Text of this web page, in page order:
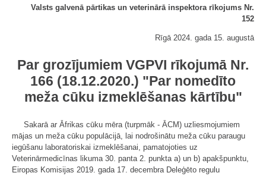
Valsts galvenā pārtikas un veterinārā inspektora rīkojums Nr.
152
Rīgā 2024. gada 15. augustā
Par grozījumiem VGPVI rīkojumā Nr.
166 (18.12.2020.) "Par nomedīto
meža cūku izmeklēšanas kārtību"
Sakarā ar Āfrikas cūku mēra (turpmāk - ĀCM) uzliesmojumiem
mājas un meža cūku populācijā, lai nodrošinātu meža cūku paraugu
iegūšanu laboratoriskai izmeklēšanai, pamatojoties uz
Veterinārmedicīnas likuma 30. panta 2. punkta a) un b) apakšpunktu,
Eiropas Komisijas 2019. gada 17. decembra Deleģēto regulu